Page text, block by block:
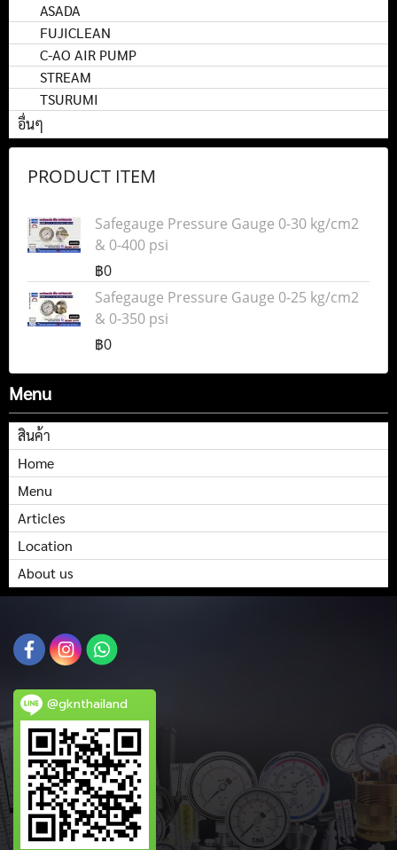
ASADA
FUJICLEAN
C-AO AIR PUMP
STREAM
TSURUMI
อื่นๆ
PRODUCT ITEM
Safegauge Pressure Gauge 0-30 kg/cm2
& 0-400 psi
฿0
Safegauge Pressure Gauge 0-25 kg/cm2
& 0-350 psi
฿0
Menu
สินค้า
Home
Menu
Articles
Location
About us
@gknthailand